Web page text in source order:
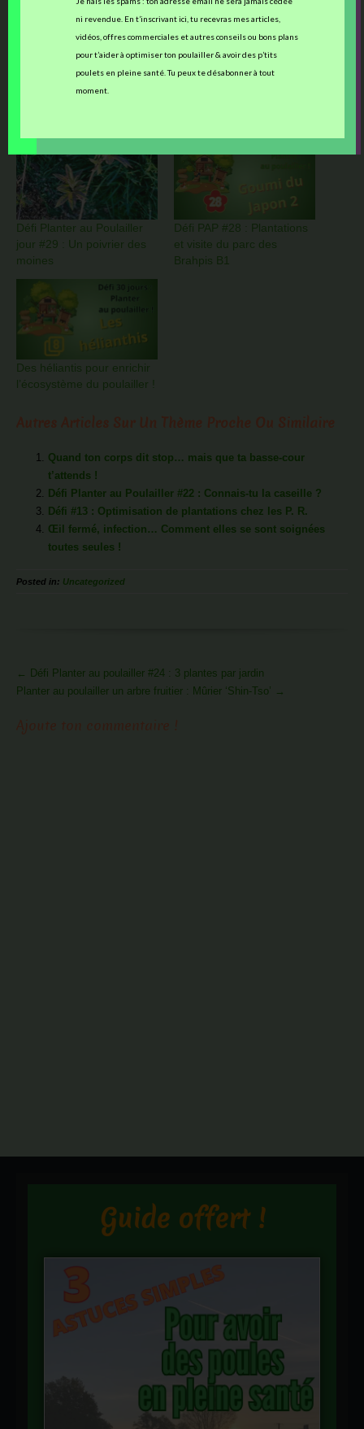
Défi Planter au Poulailler
jour #29 : Un poivrier des
moines
Défi PAP #28 : Plantations
et visite du parc des
Brahpis B1
Des héliantis pour enrichir
l’écosystème du poulailler !
Quand ton corps dit stop… mais que ta basse-cour
t’attends !
Défi Planter au Poulailler #22 : Connais-tu la caseille ?
Défi #13 : Optimisation de plantations chez les P. R.
Œil fermé, infection… Comment elles se sont soignées
toutes seules !
Posted in: Uncategorized
More
Articles
← Défi Planter au poulailler #24 : 3 plantes par jardin
Planter au poulailler un arbre fruitier : Mûrier ‘Shin-Tso’ →
Guide offert !
ni revendue. En t’inscrivant ici, tu recevras mes articles,
vidéos, offres commerciales et autres conseils ou bons plans
pour t’aider à optimiser ton poulailler & avoir des p’tits
poulets en pleine santé. Tu peux te désabonner à tout
moment.